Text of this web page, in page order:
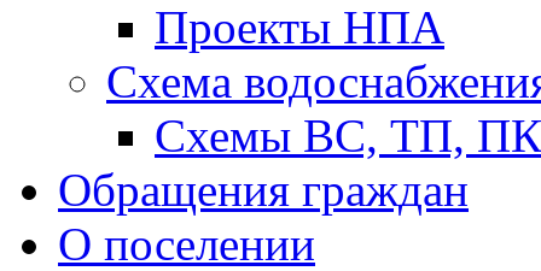
Проекты НПА
Схема
Схемы ВС, ТП,
Обращения граждан
О поселении